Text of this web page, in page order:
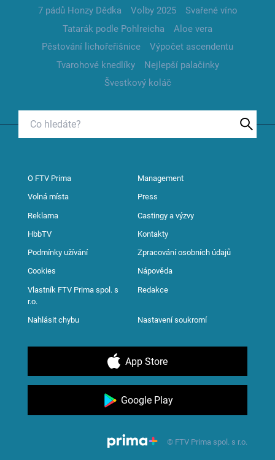
7 pádů Honzy Dědka
Volby 2025
Svařené víno
Tatarák podle Pohlreicha
Aloe vera
Pěstování lichořeřišnice
Výpočet ascendentu
Tvarohové knedlíky
Nejlepší palačinky
Švestkový koláč
O FTV Prima Management
Volná místa Press
Reklama Castingy a výzvy
HbbTV Kontakty
Podmínky užívání Zpracování osobních údajů
Cookies Nápověda
Vlastník FTV Prima spol. s
r.o.
Redakce
Nahlásit chybu Nastavení soukromí
App Store
Google Play
© FTV Prima spol. s r.o.